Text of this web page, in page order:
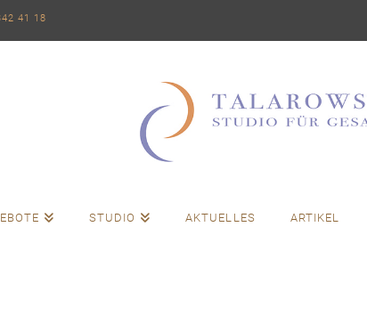
41 18
STUDIO AKTUELLES ARTIKEL